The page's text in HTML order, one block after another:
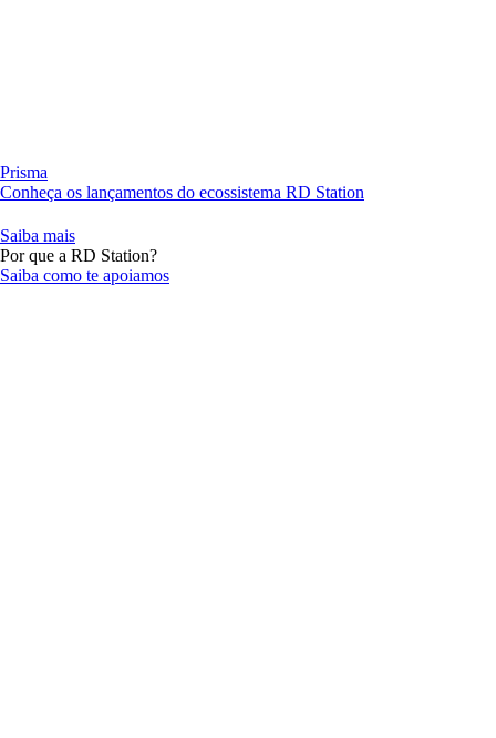
Prisma
Conheça os lançamentos do ecossistema RD Station
Saiba mais
Por que a RD Station?
Saiba como te apoiamos